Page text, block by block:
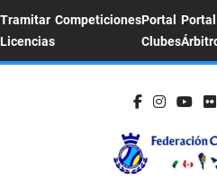
Tramitar
Licencias
CompeticionesPortal
Clubes
Portal